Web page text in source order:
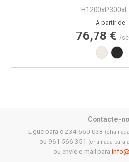
Preço
A partir de
76,78 € /
Branco
Contacte-
Ligue para o 234 660 033
ou 961 566 351 (chamada para
ou envie e-mail para